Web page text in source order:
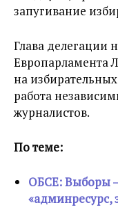
запугивание
Глава делегации
Европарламента
на
работа
журналистов.
По теме:
ОБСЕ: Выборы
«админресурс,